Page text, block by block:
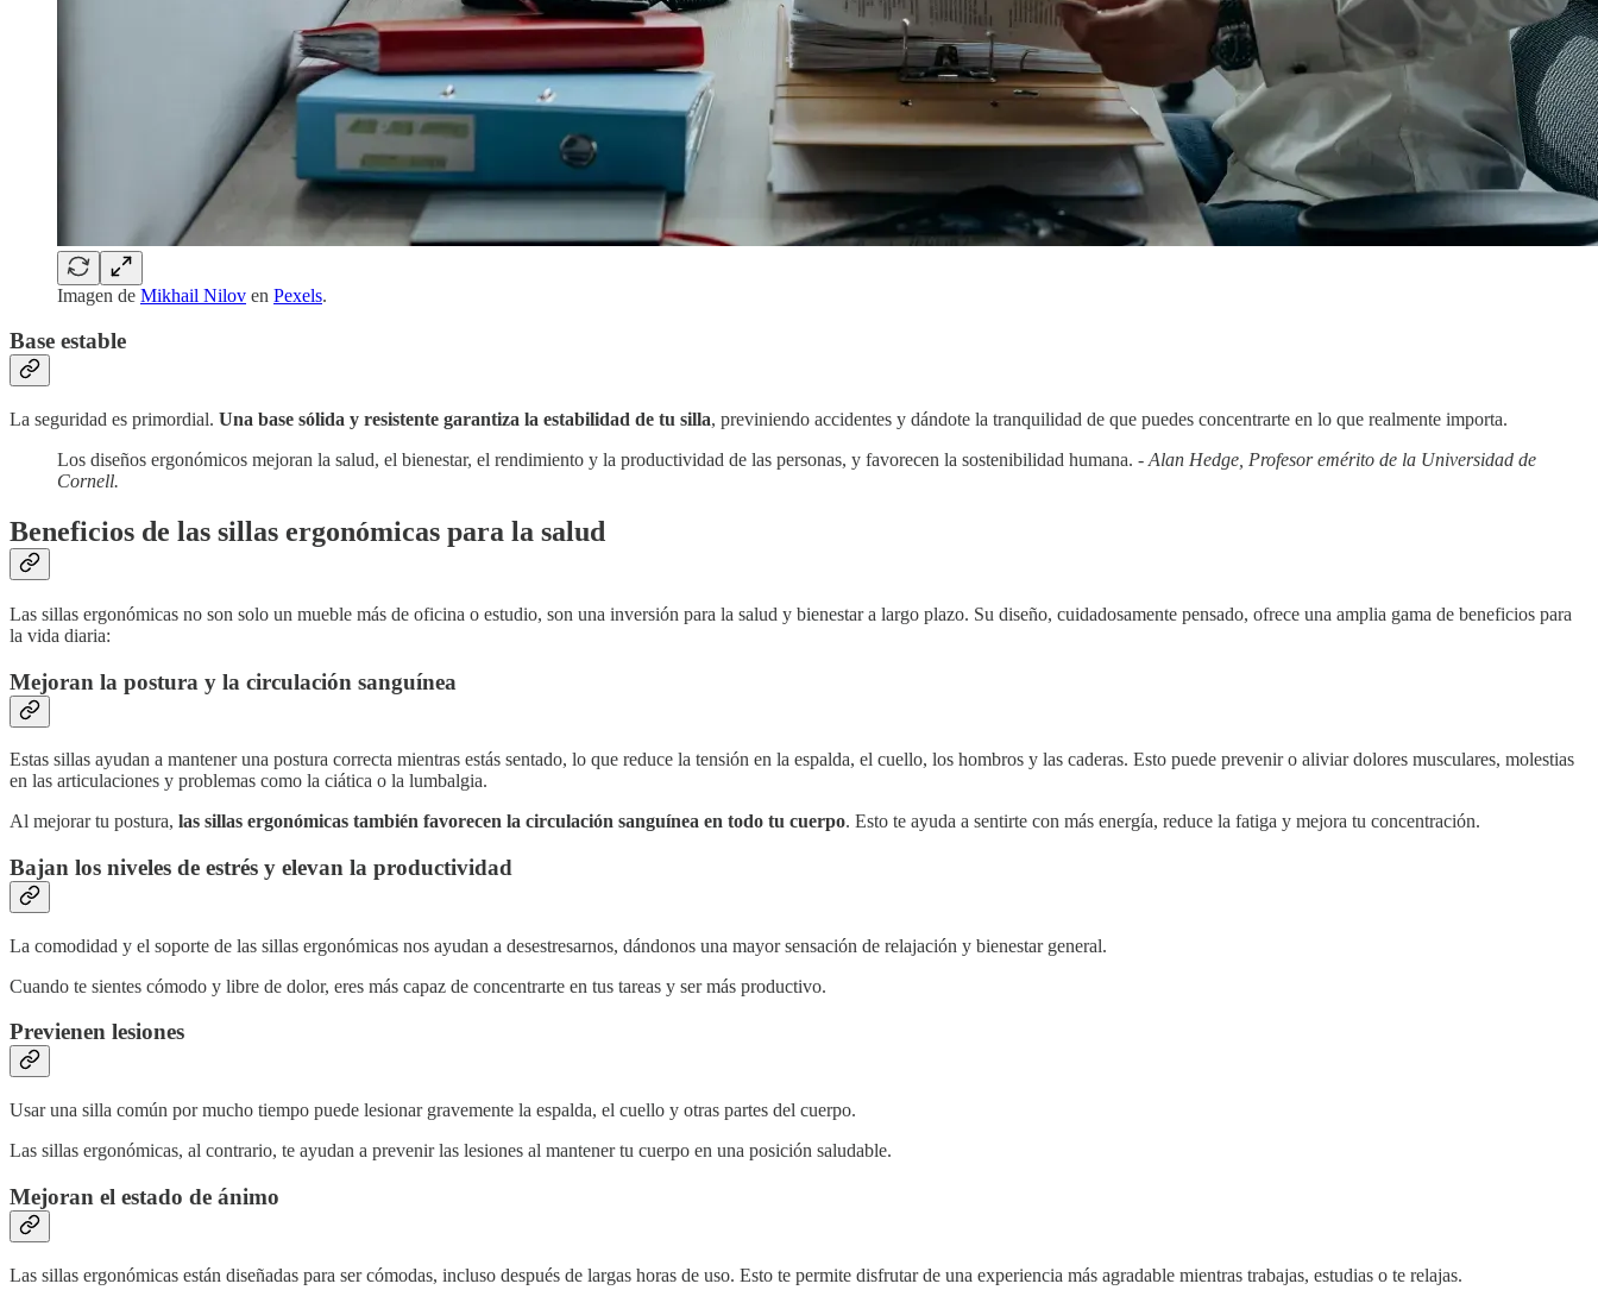
Imagen de Mikhail Nilov en Pexels.
Base estable
La seguridad es primordial. Una base sólida y resistente garantiza la estabilidad de tu silla, previniendo accidentes y dándote la tranquilidad de que puedes concentrarte en lo que realmente importa.
Los diseños ergonómicos mejoran la salud, el bienestar, el rendimiento y la productividad de las personas, y favorecen la sostenibilidad humana. - Alan Hedge, Profesor emérito de la Universidad de
Cornell.
Beneficios de las sillas ergonómicas para la salud
Las sillas ergonómicas no son solo un mueble más de oficina o estudio, son una inversión para la salud y bienestar a largo plazo. Su diseño, cuidadosamente pensado, ofrece una amplia gama de beneficios para
la vida diaria:
Mejoran la postura y la circulación sanguínea
Estas sillas ayudan a mantener una postura correcta mientras estás sentado, lo que reduce la tensión en la espalda, el cuello, los hombros y las caderas. Esto puede prevenir o aliviar dolores musculares, molestias
en las articulaciones y problemas como la ciática o la lumbalgia.
Al mejorar tu postura, las sillas ergonómicas también favorecen la circulación sanguínea en todo tu cuerpo. Esto te ayuda a sentirte con más energía, reduce la fatiga y mejora tu concentración.
Bajan los niveles de estrés y elevan la productividad
La comodidad y el soporte de las sillas ergonómicas nos ayudan a desestresarnos, dándonos una mayor sensación de relajación y bienestar general.
Cuando te sientes cómodo y libre de dolor, eres más capaz de concentrarte en tus tareas y ser más productivo.
Previenen lesiones
Usar una silla común por mucho tiempo puede lesionar gravemente la espalda, el cuello y otras partes del cuerpo.
Las sillas ergonómicas, al contrario, te ayudan a prevenir las lesiones al mantener tu cuerpo en una posición saludable.
Mejoran el estado de ánimo
Las sillas ergonómicas están diseñadas para ser cómodas, incluso después de largas horas de uso. Esto te permite disfrutar de una experiencia más agradable mientras trabajas, estudias o te relajas.